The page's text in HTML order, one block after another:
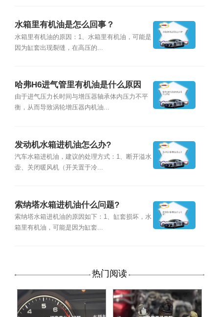
水箱里有机油是怎么回事？
水箱里有机油的原因：1、水箱里有机油，可能是
因为缸套出现裂缝，在高压的...
哈弗H6进气管里有机油是什么原因
由于进气压力长时间与增压器轴承体内压力不平
衡，从而导致涡轮增压器内机油...
发动机水箱进机油怎么办?
汽车水箱进机油，建议的处理方式：1、断开溢水
壶、关闭暖风机（开关置于冷...
索纳塔水箱进机油什么问题?
索纳塔水箱进机油的原因如下：1、缸套损坏，水
箱里有机油，可能是因为缸套...
热门阅读